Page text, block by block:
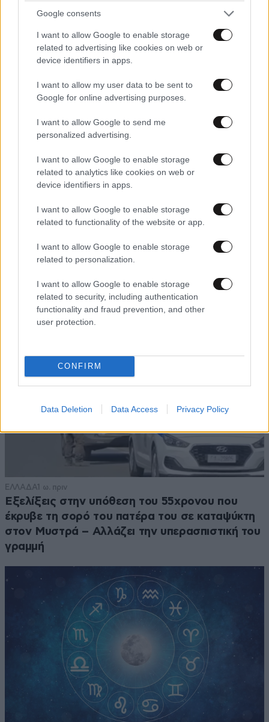
Google consents
I want to allow Google to enable storage
related to advertising like cookies on web or
device identifiers in apps.
I want to allow my user data to be sent to
Google for online advertising purposes.
I want to allow Google to send me
personalized advertising.
I want to allow Google to enable storage
related to analytics like cookies on web or
device identifiers in apps.
I want to allow Google to enable storage
related to functionality of the website or app.
I want to allow Google to enable storage
related to personalization.
I want to allow Google to enable storage
related to security, including authentication
functionality and fraud prevention, and other
user protection.
CONFIRM
Data Deletion Data Access Privacy Policy
32 λ. πριν
τροχαίο στις Σέρρες: Η στιγμή που το ΙΧ μπαίνει
στο αντίθετο ρεύμα – Ακαριαία πέθαναν γιος
ΕΛΛΑΔΑ1 ω. πριν
Εξελίξεις στην υπόθεση του 55χρονου που
έκρυβε τη σορό του πατέρα του σε καταψύκτη
στον Μυστρά – Αλλάζει την υπερασπιστική του
γραμμή